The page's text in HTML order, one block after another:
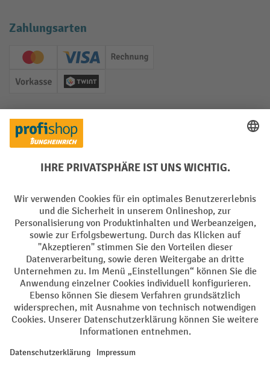
Zahlungsarten
Creditcard (Master)Creditcard (Visa)
Rechnung
Vorkasse Twint
Soziale Netzwerke
Facebook
YouTube
LinkedInInstagram
Sprachen
DE FR
AGB Impressum Datenschutz Privacy Settings
Alle Preise exkl. gesetzl. Mehrwertsteuer zzgl.Versandkostenund ggf.
Nachnahmegebühren, wenn nicht anders angegeben.
¹ Der Rabatt gilt so lange der Vorrat reicht. Der Rabatt gilt nicht auf
oder Gutscheinen ist nicht möglich. | ² Der Rabatt wird einmalig bei